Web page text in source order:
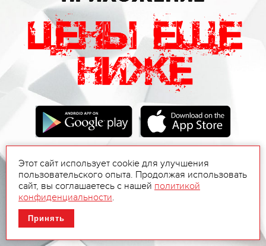
Этот сайт использует cookie для улучшения
пользовательского опыта. Продолжая использовать
сайт, вы соглашаетесь с нашей политикой
конфиденциальности.
Принять